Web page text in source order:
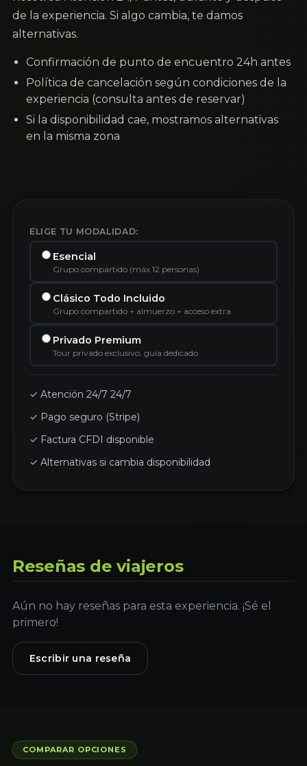
de la experiencia. Si algo cambia, te damos
alternativas.
Confirmación de punto de encuentro 24h antes
Política de cancelación según condiciones de la
experiencia (consulta antes de reservar)
Si la disponibilidad cae, mostramos alternativas
en la misma zona
ELIGE TU MODALIDAD:
Esencial
Grupo compartido (máx 12 personas)
Clásico Todo Incluido
Grupo compartido + almuerzo + acceso extra
Privado Premium
Tour privado exclusivo, guía dedicado
✓ Atención 24/7 24/7
✓ Pago seguro (Stripe)
✓ Factura CFDI disponible
✓ Alternativas si cambia disponibilidad
Reseñas de viajeros
Aún no hay reseñas para esta experiencia. ¡Sé el
primero!
Escribir una reseña
COMPARAR OPCIONES